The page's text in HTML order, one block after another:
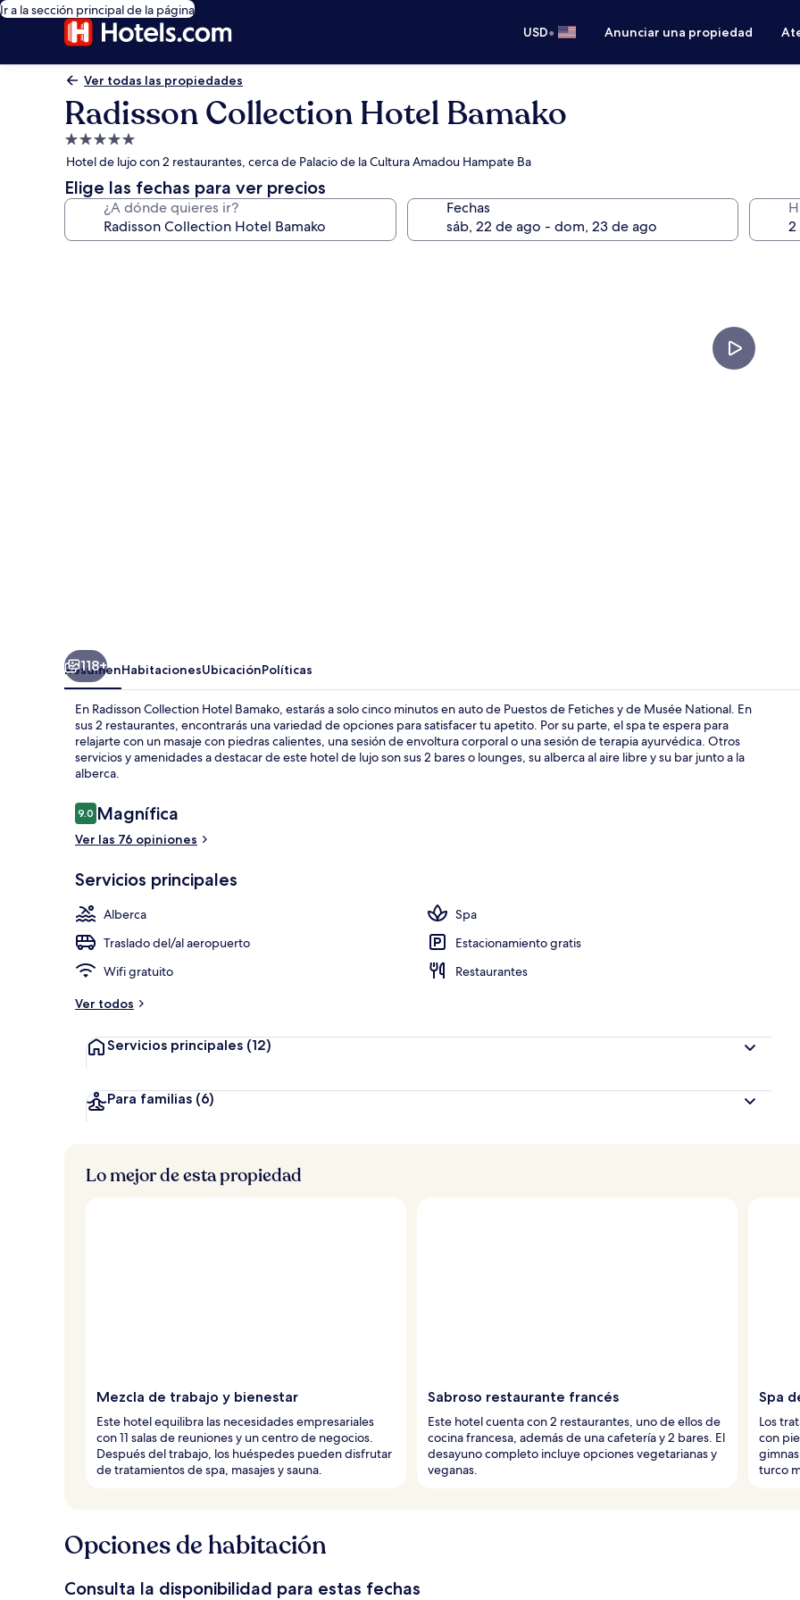
Ir a la sección principal de la página
USD• Anunciar una propiedad
Ver todas las propiedades
Radisson Collection Hotel Bamako
Propiedad
de
5.0
estrellas
Hotel de lujo con 2 restaurantes, cerca de Palacio de la Cultura Amadou Hampate Ba
Elige las fechas para ver precios
¿A dónde quieres ir? Fechas
Restaurante
118+
ResumenHabitacionesUbicaciónPolíticas
En Radisson Collection Hotel Bamako, estarás a solo cinco minutos en auto de Puestos de Fetiches y de Musée National. En
sus 2 restaurantes, encontrarás una variedad de opciones para satisfacer tu apetito. Por su parte, el spa te espera para
relajarte con un masaje con piedras calientes, una sesión de envoltura corporal o una sesión de terapia ayurvédica. Otros
servicios y amenidades a destacar de este hotel de lujo son sus 2 bares o lounges, su alberca al aire libre y su bar junto a la
alberca.
Opiniones
9.09.0 de 10,
Magnífica
Ver las 76 opiniones
Servicios principales
Alberca
Spa
Traslado del/al aeropuerto
Estacionamiento gratis
Wifi gratuito
Restaurantes
Ver todos
Servicios principales (12)
Para familias (6)
Lo mejor de esta propiedad
Mezcla de trabajo y bienestar
Este hotel equilibra las necesidades empresariales
con 11 salas de reuniones y un centro de negocios.
Después del trabajo, los huéspedes pueden disfrutar
de tratamientos de spa, masajes y sauna.
Sabroso restaurante francés
Este hotel cuenta con 2 restaurantes, uno de ellos de
cocina francesa, además de una cafetería y 2 bares. El
desayuno completo incluye opciones vegetarianas y
veganas.
Spa
Los
con
turco
Opciones de habitación
Consulta la disponibilidad para estas fechas